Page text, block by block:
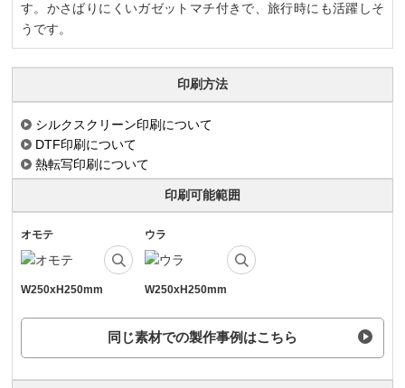
す。かさばりにくいガゼットマチ付きで、旅行時にも活躍しそ
うです。
印刷方法
シルクスクリーン印刷について
DTF印刷について
熱転写印刷について
印刷可能範囲
オモテ
W250xH250mm
ウラ
W250xH250mm
同じ素材での製作事例はこちら